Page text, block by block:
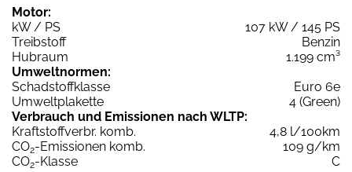
Motor:
kW / PS
107 kW / 145 PS
Treibstoff
Benzin
Hubraum
1.199 cm³
Umweltnormen:
Schadstoffklasse
Euro 6e
Umweltplakette
4 (Green)
Verbrauch und Emissionen nach WLTP:
Kraftstoffverbr. komb.
4,8 l/100km
CO2-Emissionen komb.
109 g/km
CO2-Klasse
C